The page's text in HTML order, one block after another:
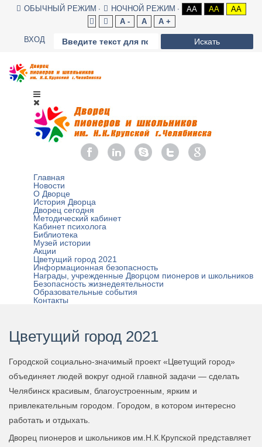
ОБЫЧНЫЙ РЕЖИМ НОЧНОЙ РЕЖИМ AA AA
AA
A -
A A +
Искать
ВХОД
Главная
Новости
О Дворце
История Дворца
Дворец сегодня
Методический кабинет
Кабинет психолога
Библиотека
Музей истории
Акции
Цветущий город 2021
Информационная безопасность
Награды, учрежденные Дворцом пионеров и школьников
Безопасность жизнедеятельности
Образовательные события
Контакты
Цветущий город 2021
Городской социально-значимый проект «Цветущий город»
объединяет людей вокруг одной главной задачи — сделать
Челябинск красивым, благоустроенным, ярким и
привлекательным городом. Городом, в котором интересно
работать и отдыхать.
Дворец пионеров и школьников им.Н.К.Крупской представляет